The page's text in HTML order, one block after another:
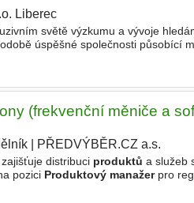
Liberec
světě výzkumu a vývoje
úspěšné společnosti působící
(frekvenční měniče a
| PŘEDVÝBĚR.CZ a.s.
distribuci produktů a služeb
pozici Produktový manažerpro